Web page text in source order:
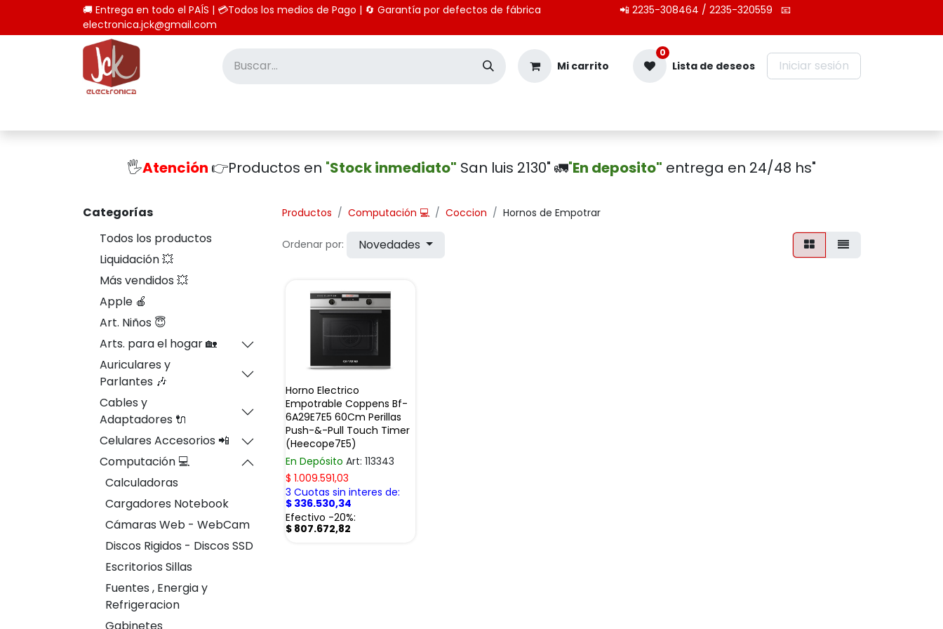
🚚 Entrega en todo el PAÍS | 💳Todos los medios de Pago | 🔄 Garantía por defectos de fábrica 📲 2235-308464 / 2235-320559 📧
electronica.jck@gmail.com
Mi carrito
0
Lista de deseos Iniciar sesión
🖐️Atención 👉Productos en "Stock inmediato" San luis 2130" 🚛"En deposito" entrega en 24/48 hs"
Categorías
Todos los productos
Liquidación 💥
Más vendidos 💥
Apple 🍎
Art. Niños 😇
Arts. para el hogar 🏡
Auriculares y
Parlantes 🎶
Cables y
Adaptadores 🔌
Celulares Accesorios 📲
Computación 💻
Calculadoras
Cargadores Notebook
Cámaras Web - WebCam
Discos Rigidos - Discos SSD
Escritorios Sillas
Fuentes , Energia y
Refrigeracion
Productos Computación 💻 Coccion Hornos de Empotrar
Ordenar por: Novedades
Horno Electrico
Empotrable Coppens Bf-
6A29E7E5 60Cm Perillas
Push-&-Pull Touch Timer
(Heecope7E5)
En Depósito Art: 113343
$ 1.009.591,03
3 Cuotas sin interes de:
$ 336.530,34
Efectivo -20%:
$ 807.672,82